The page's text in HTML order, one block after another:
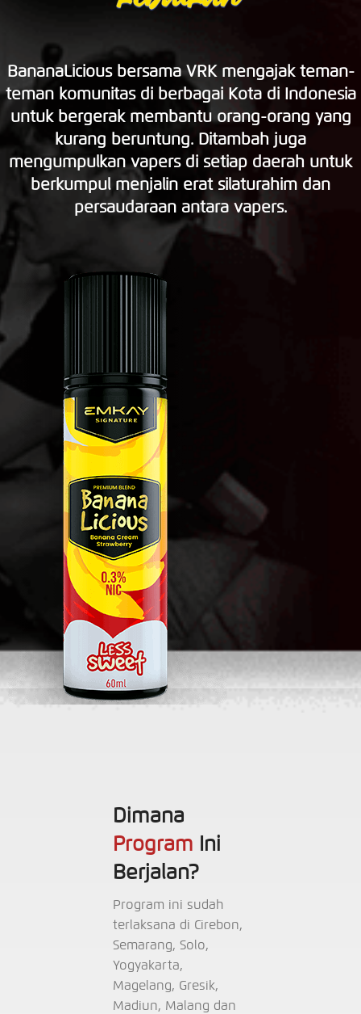
BananaLicious bersama VRK mengajak teman-
teman komunitas di berbagai Kota di Indonesia
untuk bergerak membantu orang-orang yang
kurang beruntung. Ditambah juga
mengumpulkan vapers di setiap daerah untuk
berkumpul menjalin erat silaturahim dan
persaudaraan antara vapers.
Dimana
Program Ini
Berjalan?
Program ini sudah
terlaksana di Cirebon,
Semarang, Solo,
Yogyakarta,
Magelang, Gresik,
Madiun, Malang dan